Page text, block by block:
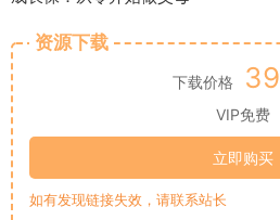
资源下载
下载价格 39
VIP免费
立即购买
如有发现链接失效，请联系站长